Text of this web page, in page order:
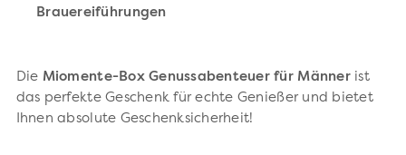
Brauereiführungen
Die Miomente-Box Genussabenteuer für Männerist
das perfekte Geschenk für echte Genießer und bietet
Ihnen absolute Geschenksicherheit!